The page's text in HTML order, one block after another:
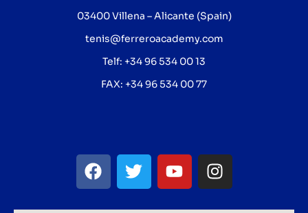
03400 Villena – Alicante (Spain)
tenis@ferreroacademy.com
Telf: +34 96 534 00 13
FAX: +34 96 534 00 77